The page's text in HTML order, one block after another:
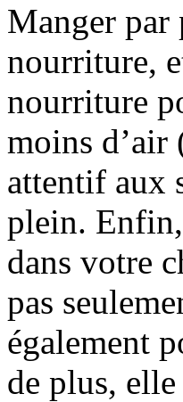
Manger par
nourriture,
nourriture
moins d’air
attentif aux
plein.
dans votre
pas
également
de plus,